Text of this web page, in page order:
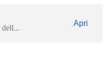
dell...
Apri